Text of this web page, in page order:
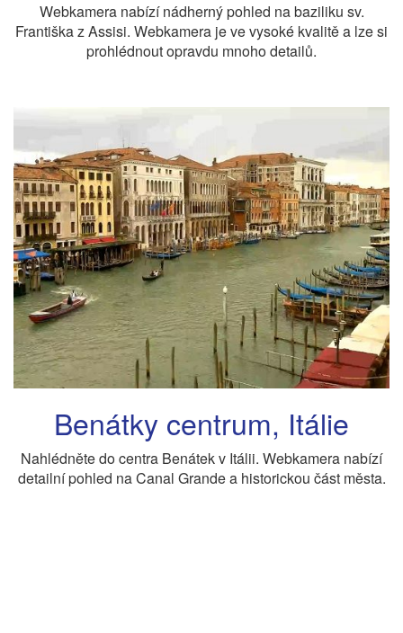
Webkamera nabízí nádherný pohled na baziliku sv.
Františka z Assisi. Webkamera je ve vysoké kvalitě a lze si
prohlédnout opravdu mnoho detailů.
Benátky centrum, Itálie
Nahlédněte do centra Benátek v Itálii. Webkamera nabízí
detailní pohled na Canal Grande a historickou část města.